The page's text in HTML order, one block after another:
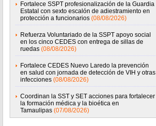
Fortalece SSPT profesionalización de la Guardia
Estatal con sexto escalón de adiestramiento en
protección a funcionarios (08/08/2026)
Refuerza Voluntariado de la SSPT apoyo social
en los cinco CEDES con entrega de sillas de
ruedas (08/08/2026)
Fortalece CEDES Nuevo Laredo la prevención
en salud con jornada de detección de VIH y otras
infecciones (08/08/2026)
Coordinan la SST y SET acciones para fortalecer
la formación médica y la bioética en
Tamaulipas (07/08/2026)